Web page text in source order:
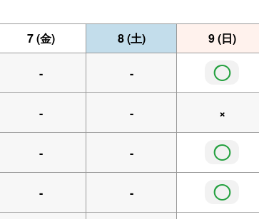
7(金) 8(土) 9(日)
- - ◯
- - ×
- - ◯
- - ◯